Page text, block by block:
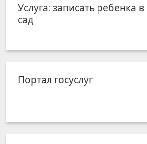
Услуга: записать ребенка в
сад
Портал госуслуг